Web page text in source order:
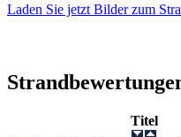
Laden Sie jetzt Bilder zum
Titel